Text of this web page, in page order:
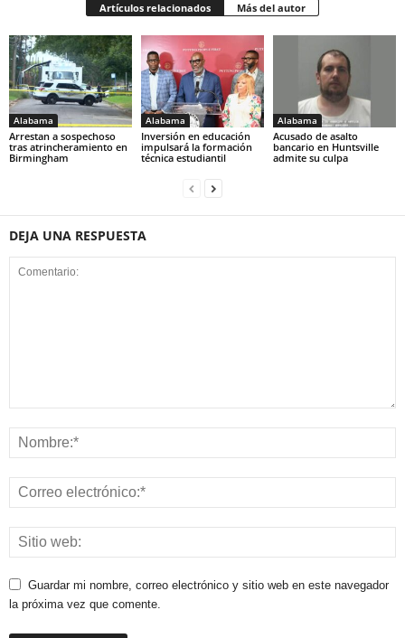
Artículos relacionados Más del autor
Alabama
Arrestan a sospechoso
tras atrincheramiento en
Birmingham
Alabama
Inversión en educación
impulsará la formación
técnica estudiantil
Alabama
Acusado de asalto
bancario en Huntsville
admite su culpa
DEJA UNA RESPUESTA
Guardar mi nombre, correo electrónico y sitio web en este navegador
la próxima vez que comente.